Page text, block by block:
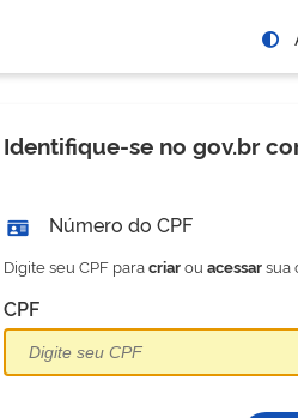
Identifique-se no gov.br
Número do CPF
Digite seu CPF paracriarouacessarsua
CPF